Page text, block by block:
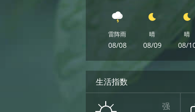
雷阵雨
08/08
晴
08/09
晴
08/
生活指数
强